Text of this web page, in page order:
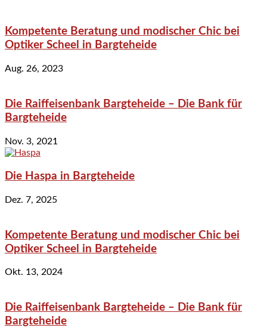
Kompetente Beratung und modischer Chic bei
Optiker Scheel in Bargteheide
Aug. 26, 2023
Die Raiffeisenbank Bargteheide – Die Bank für
Bargteheide
Nov. 3, 2021
Die Haspa in Bargteheide
Dez. 7, 2025
Kompetente Beratung und modischer Chic bei
Optiker Scheel in Bargteheide
Okt. 13, 2024
Die Raiffeisenbank Bargteheide – Die Bank für
Bargteheide